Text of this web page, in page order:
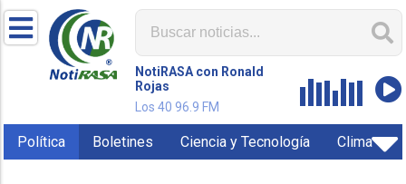
NotiRASA con Ronald
Rojas
Los 40 96.9 FM
Política Boletines Ciencia y Tecnología Clima